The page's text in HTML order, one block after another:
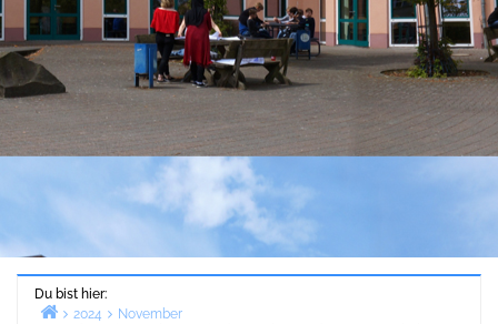
Du bist hier:
2024
November